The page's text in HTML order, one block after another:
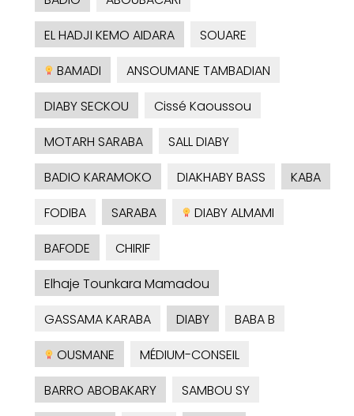
EL HADJI KEMO AIDARA
SOUARE
BAMADI
ANSOUMANE TAMBADIAN
DIABY SECKOU
Cissé Kaoussou
MOTARH SARABA
SALL DIABY
BADIO KARAMOKO
DIAKHABY BASS
KABA
FODIBA
SARABA
DIABY ALMAMI
BAFODE
CHIRIF
Elhaje Tounkara Mamadou
GASSAMA KARABA
DIABY
BABA B
OUSMANE
MÉDIUM-CONSEIL
BARRO ABOBAKARY
SAMBOU SY